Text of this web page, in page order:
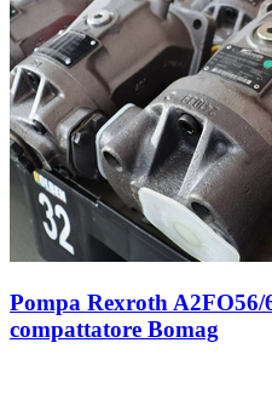
Pompa Rexroth A2FO56/
compattatore Bomag